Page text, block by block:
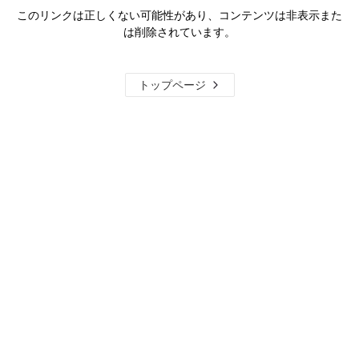
このリンクは正しくない可能性があり、コンテンツは非表示また
は削除されています。
トップページ